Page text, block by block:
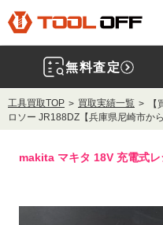
無料査定
工具買取TOP 買取実績一覧
ロソー JR188DZ【兵庫県尼崎市か
makita マキタ 18V 充電式